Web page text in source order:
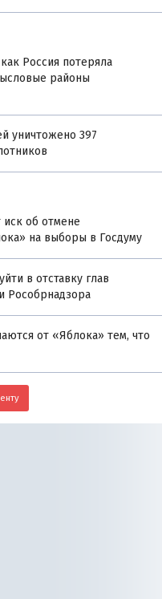
Россия потеряла
районы
уничтожено 397
об отмене
на выборы в Госдуму
в отставку глав
Рособрнадзора
от «Яблока» тем, что